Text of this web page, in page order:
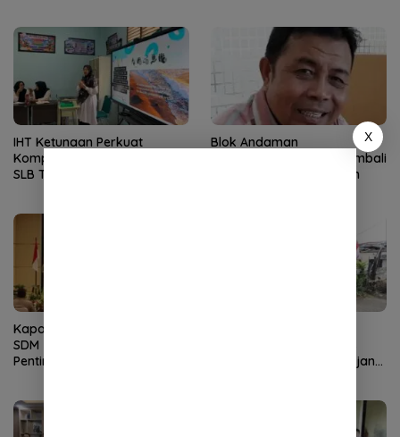
IHT Ketunaan Perkuat
Kompetensi Guru Non-PLB di
SLB TNCC
Blok Andaman
Dipertanyakan, Aceh Kembali
Terancam Jadi Penonton
Kapolda Aceh Buka Rakernis
SDM 2026, Tekankan
Pentingnya SDM Unggul
Aspol Lamteumen I Diterjang
X